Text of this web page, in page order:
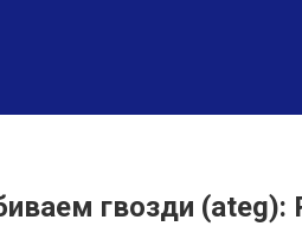
гвозди